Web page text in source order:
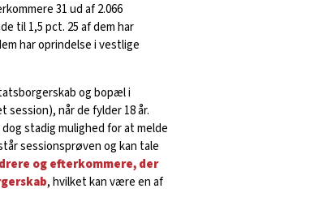
31 ud af 2.066
til 1,5 pct. 25 af dem har
har oprindelse i vestlige
og bopæl i
session), når de fylder 18 år.
stadig mulighed for at melde
sessionsprøven og kan tale
og efterkommere, der
, hvilket kan være en af